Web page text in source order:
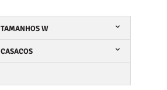
TAMANHOS W
CASACOS